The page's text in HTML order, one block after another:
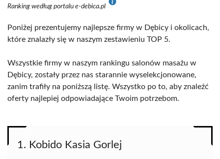
Ranking według portalu e-debica.pl
Poniżej prezentujemy najlepsze firmy w Dębicy i okolicach,
które znalazły się w naszym zestawieniu TOP 5.
Wszystkie firmy w naszym rankingu salonów masażu w
Dębicy, zostały przez nas starannie wyselekcjonowane,
zanim trafiły na poniższą listę. Wszystko po to, aby znaleźć
oferty najlepiej odpowiadające Twoim potrzebom.
1. Kobido Kasia Gorlej